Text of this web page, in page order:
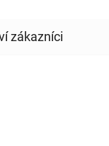
je 5 z 5 hvězdiček.